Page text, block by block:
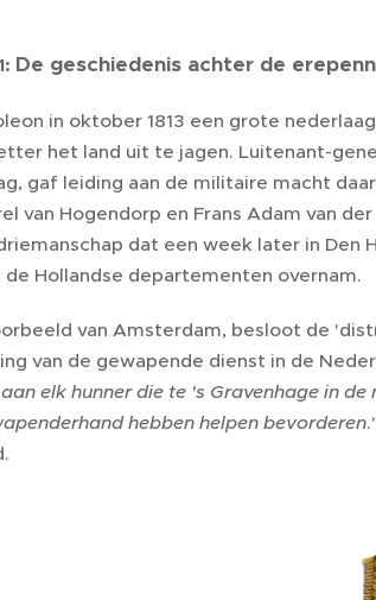
De geschiedenis achter de
in oktober 1813 een grote
het land uit te jagen. Luitenant-
gaf leiding aan de militaire macht
van Hogendorp en Frans Adam van
dat een week later in Den
de Hollandse departementen overnam.
van Amsterdam, besloot de
van de gewapende dienst in de
elk hunner die te 's Gravenhage in
hebben helpen bevorderen